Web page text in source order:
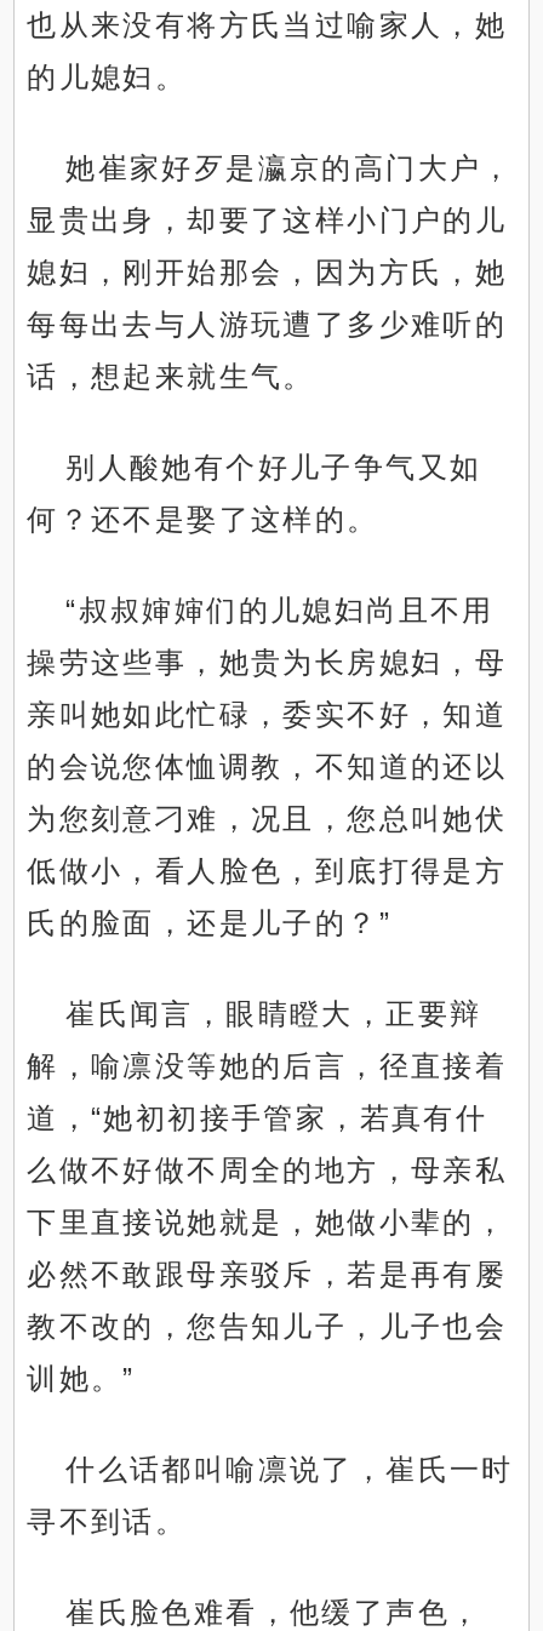
也从来没有将方氏当过喻家人，她
的儿媳妇。
她崔家好歹是瀛京的高门大户，
显贵出身，却要了这样小门户的儿
媳妇，刚开始那会，因为方氏，她
每每出去与人游玩遭了多少难听的
话，想起来就生气。
别人酸她有个好儿子争气又如
何？还不是娶了这样的。
“叔叔婶婶们的儿媳妇尚且不用
操劳这些事，她贵为长房媳妇，母
亲叫她如此忙碌，委实不好，知道
的会说您体恤调教，不知道的还以
为您刻意刁难，况且，您总叫她伏
低做小，看人脸色，到底打得是方
氏的脸面，还是儿子的？”
崔氏闻言，眼睛瞪大，正要辩
解，喻凛没等她的后言，径直接着
道，“她初初接手管家，若真有什
么做不好做不周全的地方，母亲私
下里直接说她就是，她做小辈的，
必然不敢跟母亲驳斥，若是再有屡
教不改的，您告知儿子，儿子也会
训她。”
什么话都叫喻凛说了，崔氏一时
寻不到话。
崔氏脸色难看，他缓了声色，